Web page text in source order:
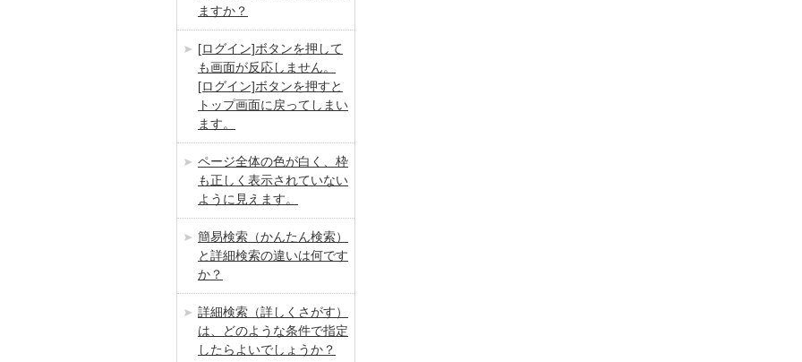
ますか？
[ログイン]ボタンを押して
も画面が反応しません。
[ログイン]ボタンを押すと
トップ画面に戻ってしまい
ます。
ページ全体の色が白く、枠
も正しく表示されていない
ように見えます。
簡易検索（かんたん検索）
と詳細検索の違いは何です
か？
詳細検索（詳しくさがす）
は、どのような条件で指定
したらよいでしょうか？